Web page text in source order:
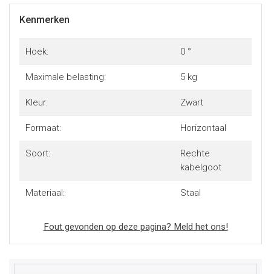
Kenmerken
Hoek: 0 °
Maximale belasting: 5 kg
Kleur: Zwart
Formaat: Horizontaal
Soort:
Rechte
kabelgoot
Materiaal: Staal
Fout gevonden op deze pagina? Meld het ons!